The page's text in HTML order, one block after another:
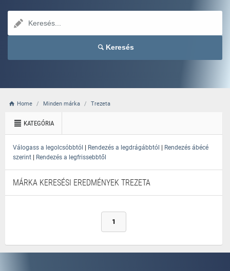
Keresés
Home Minden márka Trezeta
KATEGÓRIA
Válogass a legolcsóbbtól | Rendezés a legdrágábbtól | Rendezés ábécé
szerint | Rendezés a legfrissebbtől
MÁRKA KERESÉSI EREDMÉNYEK TREZETA
1